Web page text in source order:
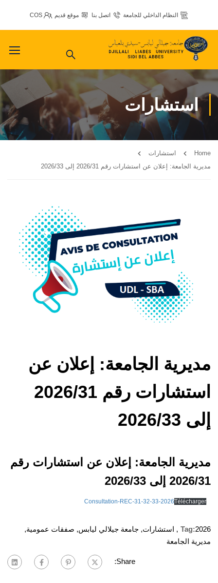
النظام الداخلي للجامعة اتصل بنا موقع قديم COS
استشارات
Home
استشارات
مديرية الجامعة: إعلان عن استشارات رقم 2026/31 إلى 2026/33
مديرية الجامعة: إعلان عن
استشارات رقم 2026/31
إلى 2026/33
مديرية الجامعة: إعلان عن استشارات رقم
2026/31 إلى 2026/33
Consultation-REC-31-32-33-2026Télécharger
Tag:2026
, استشارات, جامعة جيلالي ليابس, صفقات عمومية,
مديرية الجامعة
Share: